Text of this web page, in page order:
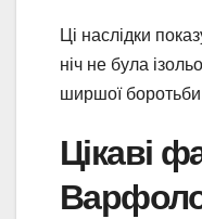
Ці наслідки
ніч не була
ширшої боротьби
Цікаві